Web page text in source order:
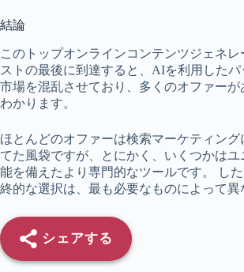
結論
このトップオンラインコンテンツジェネレ
ストの最後に到達すると、AIを利用した
市場を混乱させており、多くのオファーが
わかります。
ほとんどのオファーは検索マーケティング
てた風袋ですが、とにかく、いくつかはユ
能を備えたより専門的なツールです。 し
終的な選択は、最も必要なものによって異
シェアする